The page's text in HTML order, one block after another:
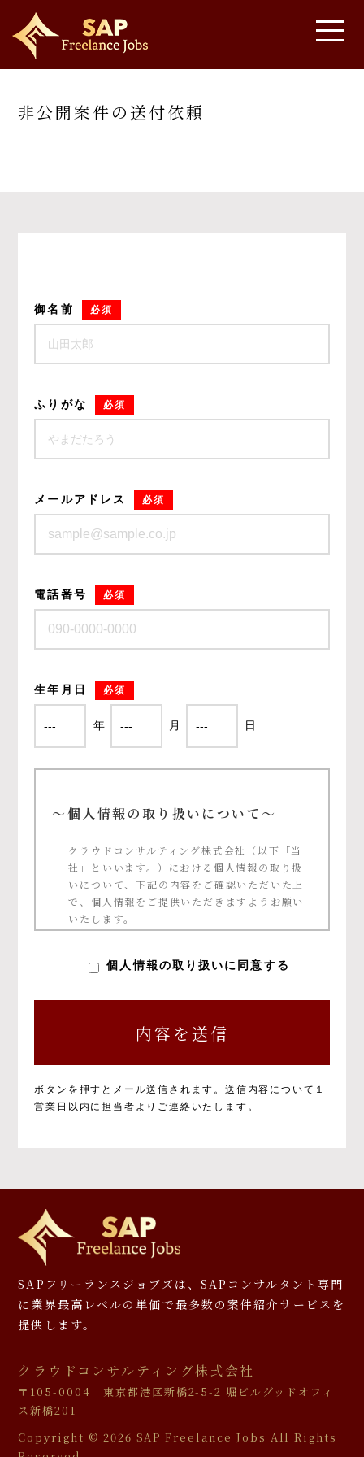
非公開案件の送付依頼
御名前 必須
ふりがな 必須
メールアドレス 必須
電話番号 必須
生年月日 必須
年 月 日
～個人情報の取り扱いについて～
クラウドコンサルティング株式会社（以下「当
社」といいます。）における個人情報の取り扱
いについて、下記の内容をご確認いただいた上
で、個人情報をご提供いただきますようお願い
いたします。
以下のとおりです。
③ご本人の承諾に基づく、当社サービス利用
企業への個人情報提供
ー等への応募、プレゼント発送等
※お預かりした書類については、一部お返しで
きないことがありますのでご了承ください。
個人情報を提供しなかった場合に生じる結
果について
必要となる項目を入力いただかない場合は、本
個人情報の第三者提供について
しません。提供先および提供する内容を特定
個人情報の取り扱いに同意する
ボタンを押すとメール送信されます。 送信内容について１
営業日以内に担当者よりご連絡いたします。
SAPフリーランスジョブズは、SAPコンサルタント専門
に 業界最高レベルの単価で最多数の案件紹介サービスを
提供します。
クラウドコンサルティング株式会社
〒105-0004 東京都港区新橋2-5-2 堀ビルグッドオフィ
ス新橋201
Copyright © 2026 SAP Freelance Jobs All Rights